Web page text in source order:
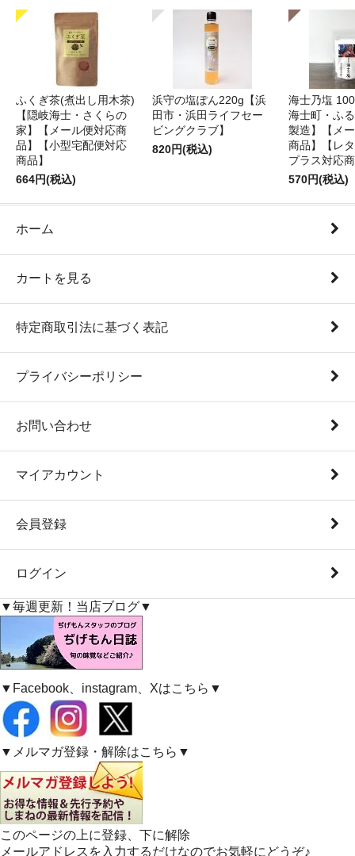
ふくぎ茶(煮出し用木茶)
【隠岐海士・さくらの
家】【メール便対応商
品】【小型宅配便対応
商品】
664円(税込)
浜守の塩ぽん220g【浜
田市・浜田ライフセー
ビングクラブ】
820円(税込)
海士乃塩
海士町・ふ
製造】【メ
商品】【レ
プラス対応
570円(税込)
ホーム
カートを見る
特定商取引法に基づく表記
プライバシーポリシー
お問い合わせ
マイアカウント
会員登録
ログイン
▼毎週更新！当店ブログ▼
▼Facebook、instagram、Xはこちら▼
▼メルマガ登録・解除はこちら▼
このページの上に登録、下に解除
メールアドレスを入力するだけなのでお気軽にどうぞ♪